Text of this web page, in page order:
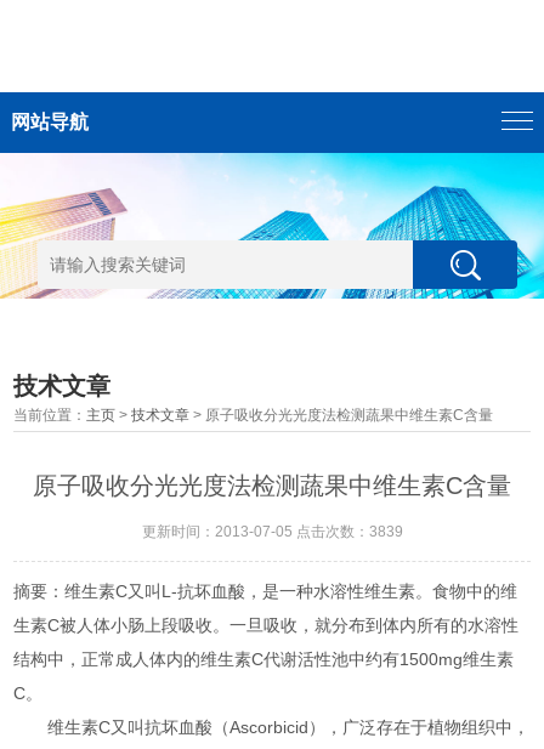
网站导航
技术文章
当前位置： 主页 >技术文章 > 原子吸收分光光度法检测蔬果中维生素C含量
原子吸收分光光度法检测蔬果中维生素C含量
更新时间：2013-07-05 点击次数：3839
摘要：维生素C又叫L-抗坏血酸，是一种水溶性维生素。食物中的维
生素C被人体小肠上段吸收。一旦吸收，就分布到体内所有的水溶性
结构中，正常成人体内的维生素C代谢活性池中约有1500mg维生素
C。
维生素C又叫抗坏血酸（Ascorbicid），广泛存在于植物组织中，